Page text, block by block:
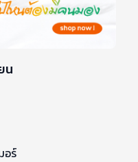
น
อร์